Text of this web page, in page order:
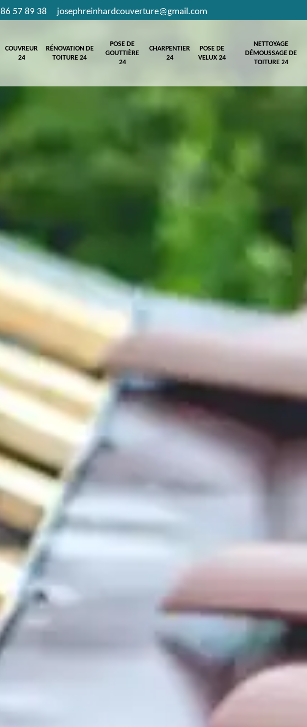
57 89 38 josephreinhardcouverture@gmail.com
COUVREUR
24
RÉNOVATION DE
TOITURE 24
POSE DE
GOUTTIÈRE
24
CHARPENTIER
24
POSE DE
VELUX 24
NETTOYAGE
DÉMOUSSAGE DE
TOITURE 24